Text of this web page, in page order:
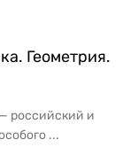
Геометрия.
российский и
...